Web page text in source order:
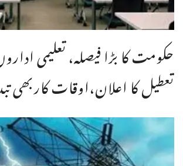
حکومت کا بڑا فیصلہ، تعلیمی
تعطیل کا اعلان،اوقات کاربھی